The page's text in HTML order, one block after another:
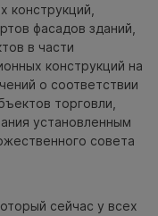
конструкций,
фасадов зданий,
в части
конструкций на
о соответствии
торговли,
установленным
совета
сейчас у всех